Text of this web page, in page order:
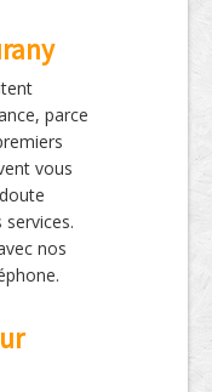
parce
vous
nos